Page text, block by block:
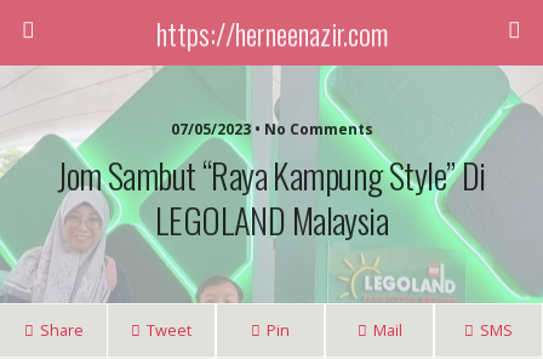
https://herneenazir.com
07/05/2023 • No Comments
Jom Sambut “Raya Kampung Style” Di
LEGOLAND Malaysia
Share Tweet Pin Mail SMS